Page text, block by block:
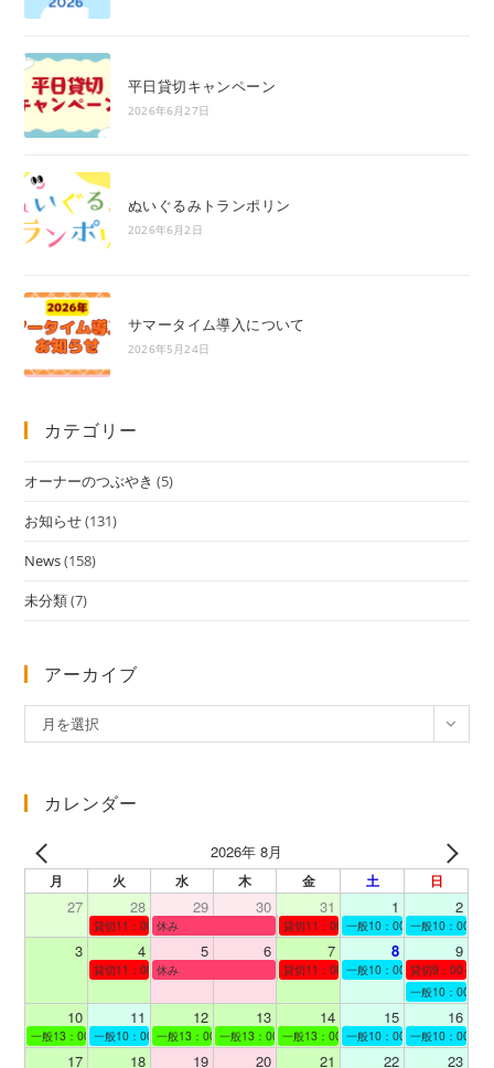
平日貸切キャンペーン
2026年6月27日
ぬいぐるみトランポリン
2026年6月2日
サマータイム導入について
2026年5月24日
カテゴリー
オーナーのつぶやき (5)
お知らせ(131)
News(158)
未分類(7)
アーカイブ
ー
イ
月を選択
カレンダー
2026年 8月
月 火 水 木 金 土 日
27 28 29 30 31 1 2
貸切11：00～12：00
休み 貸切11：00～12：00一般10：00～19：00
一般10：00～
3 4 5 6 7 8 9
貸切11：00～12：00
休み 貸切11：00～12：00一般10：00～19：00
貸切9：00～10
一般10：00～
10 11 12 13 14 15 16
一般13：00～19：00一般10：00～19：00一般13：00～19：00一般13：00～19：00一般13：00～19：00一般10：00～19：00
一般10：00～
17 18 19 20 21 22 23